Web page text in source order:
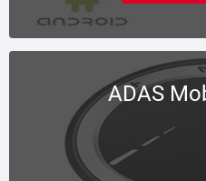
ADAS